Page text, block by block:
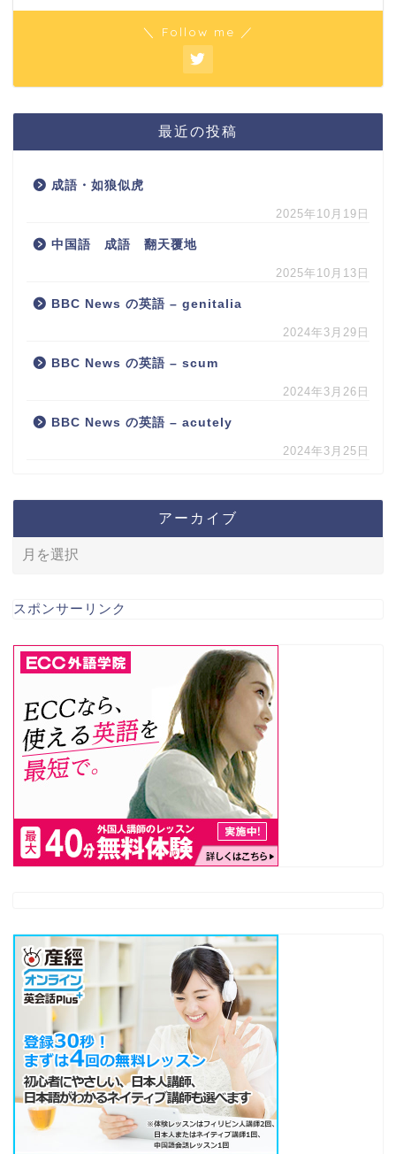
＼ Follow me ／
最近の投稿
成語・如狼似虎
2025年10月19日
中国語 成語 翻天覆地
2025年10月13日
BBC News の英語 – genitalia
2024年3月29日
BBC News の英語 – scum
2024年3月26日
BBC News の英語 – acutely
2024年3月25日
アーカイブ
スポンサーリンク